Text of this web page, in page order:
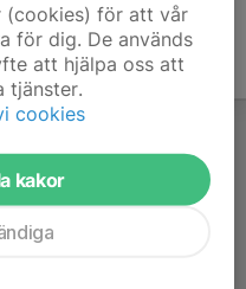
(cookies) för att vår
för dig. De används
att hjälpa oss att
tjänster.
cookies
kakor